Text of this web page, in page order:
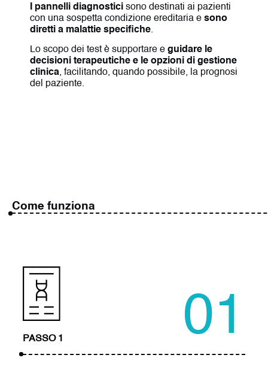
I pannelli diagnostici sono destinati ai pazienti
con una sospetta condizione ereditaria e sono
diretti a malattie specifiche.
Lo scopo dei test è supportare e guidare le
decisioni terapeutiche e le opzioni di gestione
clinica, facilitando, quando possibile, la prognosi
del paziente.
Come funziona
PASSO 1 01